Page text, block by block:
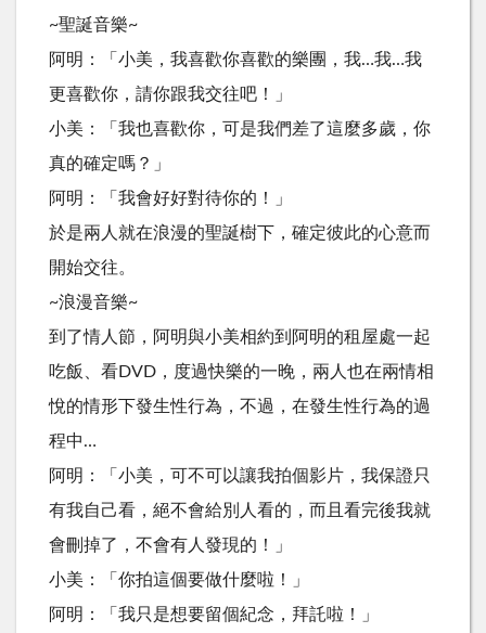
~聖誕音樂~
阿明：「小美，我喜歡你喜歡的樂團，我…我…我
更喜歡你，請你跟我交往吧！」
小美：「我也喜歡你，可是我們差了這麼多歲，你
真的確定嗎？」
阿明：「我會好好對待你的！」
於是兩人就在浪漫的聖誕樹下，確定彼此的心意而
開始交往。
~浪漫音樂~
到了情人節，阿明與小美相約到阿明的租屋處一起
吃飯、看DVD，度過快樂的一晚，兩人也在兩情相
悅的情形下發生性行為，不過，在發生性行為的過
程中…
阿明：「小美，可不可以讓我拍個影片，我保證只
有我自己看，絕不會給別人看的，而且看完後我就
會刪掉了，不會有人發現的！」
小美：「你拍這個要做什麼啦！」
阿明：「我只是想要留個紀念，拜託啦！」